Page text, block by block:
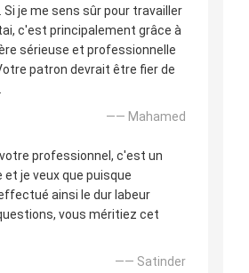
Si je me sens sûr pour travailler
c'est principalement grâce à
sérieuse et professionnelle
patron devrait être fier de
—— Mahamed
professionnel, c'est un
et je veux que puisque
ainsi le dur labeur
vous méritiez cet
—— Satinder